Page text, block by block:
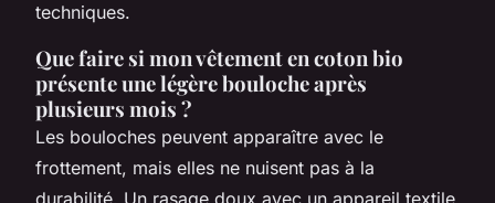
techniques.
Que faire si mon vêtement en coton bio
présente une légère bouloche après
plusieurs mois ?
Les bouloches peuvent apparaître avec le
frottement, mais elles ne nuisent pas à la